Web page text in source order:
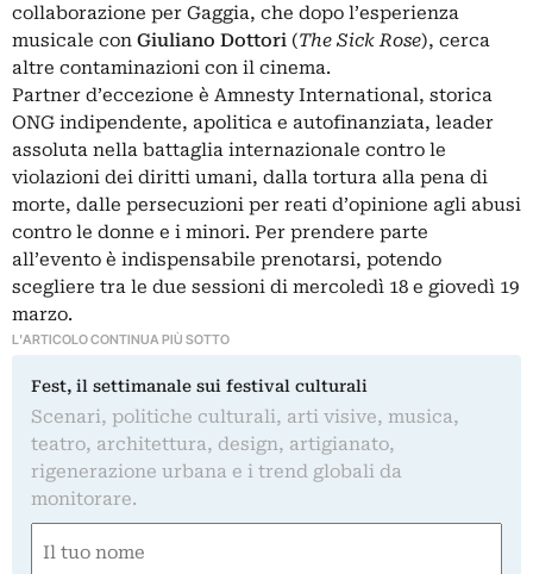
collaborazione per Gaggia, che dopo l’esperienza
musicale con Giuliano Dottori (The Sick Rose), cerca
altre contaminazioni con il cinema.
Partner d’eccezione è Amnesty International, storica
ONG indipendente, apolitica e autofinanziata, leader
assoluta nella battaglia internazionale contro le
violazioni dei diritti umani, dalla tortura alla pena di
morte, dalle persecuzioni per reati d’opinione agli abusi
contro le donne e i minori. Per prendere parte
all’evento è indispensabile prenotarsi, potendo
scegliere tra le due sessioni di mercoledì 18 e giovedì 19
marzo.
L'ARTICOLO CONTINUA PIÙ SOTTO
Fest, il settimanale sui festival culturali
Scenari, politiche culturali, arti visive, musica,
teatro, architettura, design, artigianato,
rigenerazione urbana e i trend globali da
monitorare.
(Required)